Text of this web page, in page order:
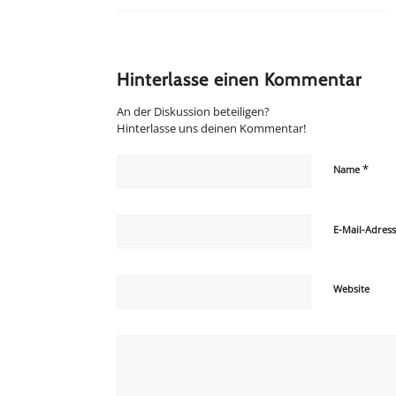
Hinterlasse einen Kommentar
An der Diskussion beteiligen?
Hinterlasse uns deinen Kommentar!
Name *
E-Mail-
Website